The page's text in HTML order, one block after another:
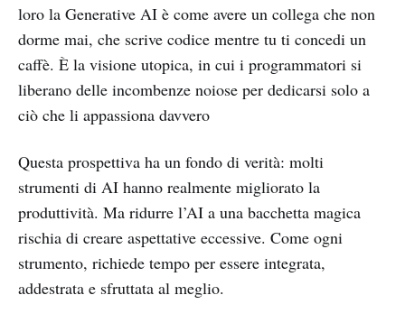
loro la Generative AI è come avere un collega che non
dorme mai, che scrive codice mentre tu ti concedi un
caffè. È la visione utopica, in cui i programmatori si
liberano delle incombenze noiose per dedicarsi solo a
ciò che li appassiona davvero
Questa prospettiva ha un fondo di verità: molti
strumenti di AI hanno realmente migliorato la
produttività. Ma ridurre l’AI a una bacchetta magica
rischia di creare aspettative eccessive. Come ogni
strumento, richiede tempo per essere integrata,
addestrata e sfruttata al meglio.